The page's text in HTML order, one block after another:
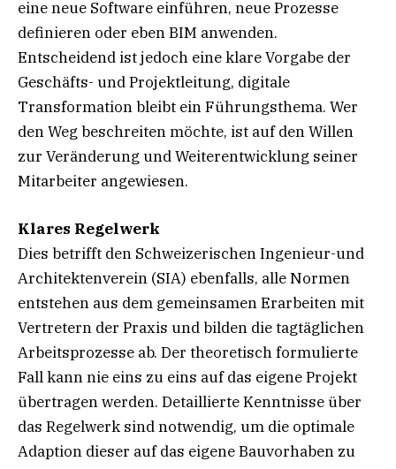
eine neue Software einführen, neue Prozesse
definieren oder eben BIM anwenden.
Entscheidend ist jedoch eine klare Vorgabe der
Geschäfts- und Projektleitung, digitale
Transformation bleibt ein Führungsthema. Wer
den Weg beschreiten möchte, ist auf den Willen
zur Veränderung und Weiterentwicklung seiner
Mitarbeiter angewiesen.
Klares Regelwerk
Dies betrifft den Schweizerischen Ingenieur-und
Architektenverein (SIA) ebenfalls, alle Normen
entstehen aus dem gemeinsamen Erarbeiten mit
Vertretern der Praxis und bilden die tagtäglichen
Arbeitsprozesse ab. Der theoretisch formulierte
Fall kann nie eins zu eins auf das eigene Projekt
übertragen werden. Detaillierte Kenntnisse über
das Regelwerk sind notwendig, um die optimale
Adaption dieser auf das eigene Bauvorhaben zu